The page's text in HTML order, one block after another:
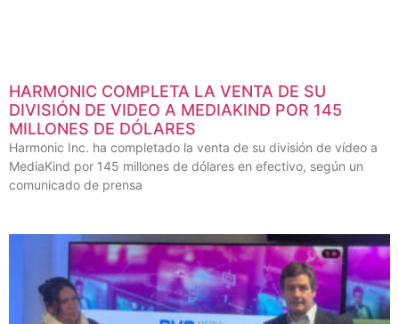
HARMONIC COMPLETA LA VENTA DE SU
DIVISIÓN DE VIDEO A MEDIAKIND POR 145
MILLONES DE DÓLARES
Harmonic Inc. ha completado la venta de su división de vídeo a
MediaKind por 145 millones de dólares en efectivo, según un
comunicado de prensa